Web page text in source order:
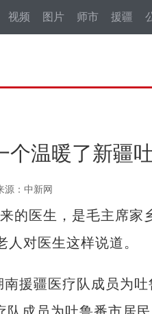
视频 图片 师市 援疆
个温暖了新疆
：中新网
医生，是毛主席家
人对医生这样说道。